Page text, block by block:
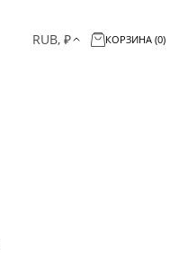
RUB, ₽ КОРЗИНА (0)